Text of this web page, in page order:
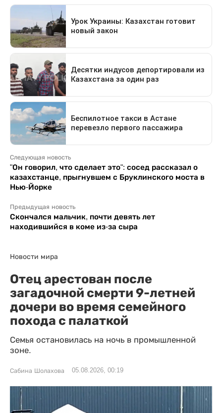
Следующая новость
"Он говорил, что сделает это": сосед рассказал о
казахстанце, прыгнувшем с Бруклинского моста в
Нью-Йорке
Предыдущая новость
Скончался мальчик, почти девять лет
находившийся в коме из-за сыра
Новости мира
Отец арестован после
загадочной смерти 9-летней
дочери во время семейного
похода с палаткой
Семья остановилась на ночь в промышленной
зоне.
Сабина Шолахова 05.08.2026, 00:19